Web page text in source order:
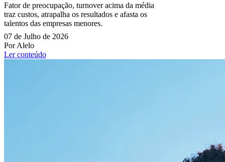
Fator de preocupação, turnover acima da média
traz custos, atrapalha os resultados e afasta os
talentos das empresas menores.
07 de Julho de 2026
Por Alelo
Ler conteúdo